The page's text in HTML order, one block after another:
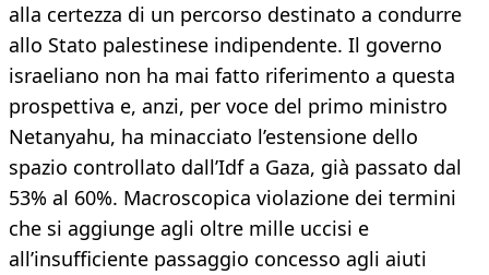
alla certezza di un percorso destinato a condurre
allo Stato palestinese indipendente. Il governo
israeliano non ha mai fatto riferimento a questa
prospettiva e, anzi, per voce del primo ministro
Netanyahu, ha minacciato l’estensione dello
spazio controllato dall’Idf a Gaza, già passato dal
53% al 60%. Macroscopica violazione dei termini
che si aggiunge agli oltre mille uccisi e
all’insufficiente passaggio concesso agli aiuti